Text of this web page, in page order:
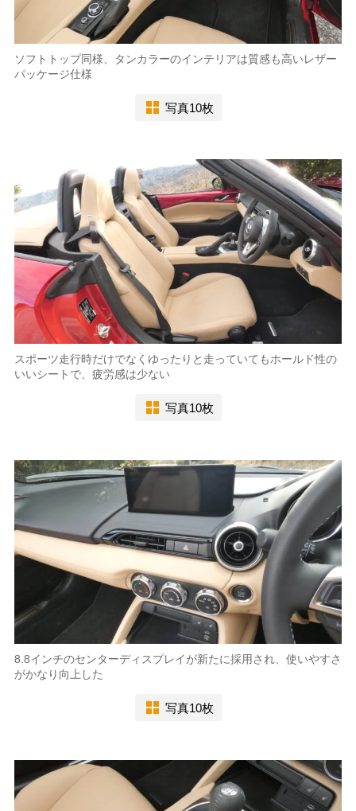
ソフトトップ同様、タンカラーのインテリアは質感も高いレザー
パッケージ仕様
写真10枚
スポーツ走行時だけでなくゆったりと走っていてもホールド性の
いいシートで、疲労感は少ない
写真10枚
8.8インチのセンターディスプレイが新たに採用され、使いやすさ
がかなり向上した
写真10枚